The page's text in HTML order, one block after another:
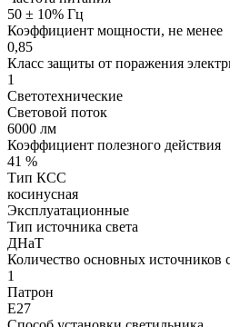
50 ± 10% Гц
Коэффициент мощности, не менее
0,85
Класс защиты от поражения
1
Светотехнические
Световой поток
6000 лм
Коэффициент полезного действия
41 %
Тип КСС
косинусная
Эксплуатационные
Тип источника света
ДНаТ
Количество основных источников
1
Патрон
Е27